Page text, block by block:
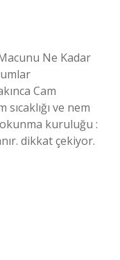
Ne Kadar
Cam
ve nem
kuruluğu :
dikkat çekiyor.